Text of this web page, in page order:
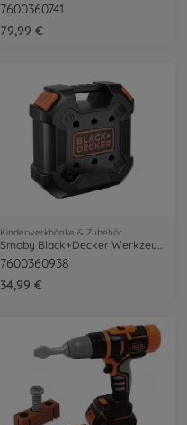
7600360741
79,99 €
Kinderwerkbänke & Zubehör
7600360938
34,99 €